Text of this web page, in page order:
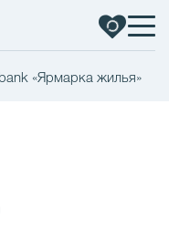
«Ярмарка жилья»